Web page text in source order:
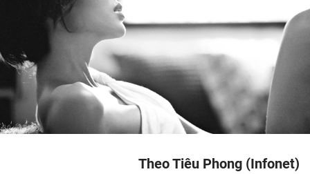
Theo Tiêu Phong (Infonet)